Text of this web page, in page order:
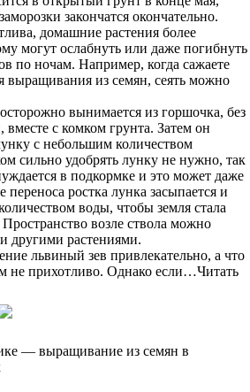
закончатся окончательно.
домашние растения более
могут ослабнуть или даже погибнуть
по ночам. Например, когда сажаете
из семян, сеять можно
вынимается из горшочка, без
с комком грунта. Затем он
с небольшим количеством
сильно удобрять лунку не нужно, так
в подкормке и это может даже
переноса ростка лунка засыпается и
воды, чтобы земля стала
возле ствола можно
другими растениями.
львиный зев привлекательно, а что
не прихотливо. Однако если…Читать
— выращивание из семян в